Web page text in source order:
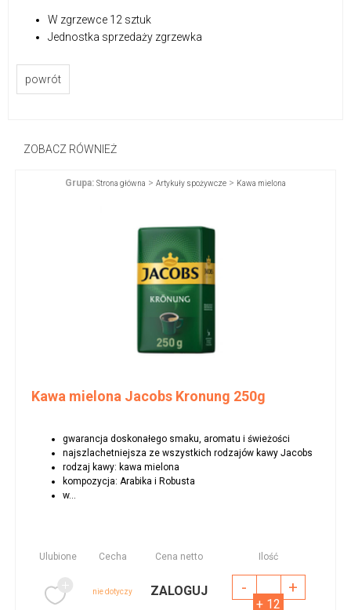
W zgrzewce 12 sztuk
Jednostka sprzedaży zgrzewka
powrót
ZOBACZ RÓWNIEŻ
Grupa: Strona główna > Artykuły spożywcze > Kawa mielona
Kawa mielona Jacobs Kronung 250g
gwarancja doskonałego smaku, aromatu i świeżości
najszlachetniejsza ze wszystkich rodzajów kawy Jacobs
rodzaj kawy: kawa mielona
kompozycja: Arabika i Robusta
w...
Ulubione Cecha Cena netto Ilość
nie dotyczy ZALOGUJ - +
+ 12